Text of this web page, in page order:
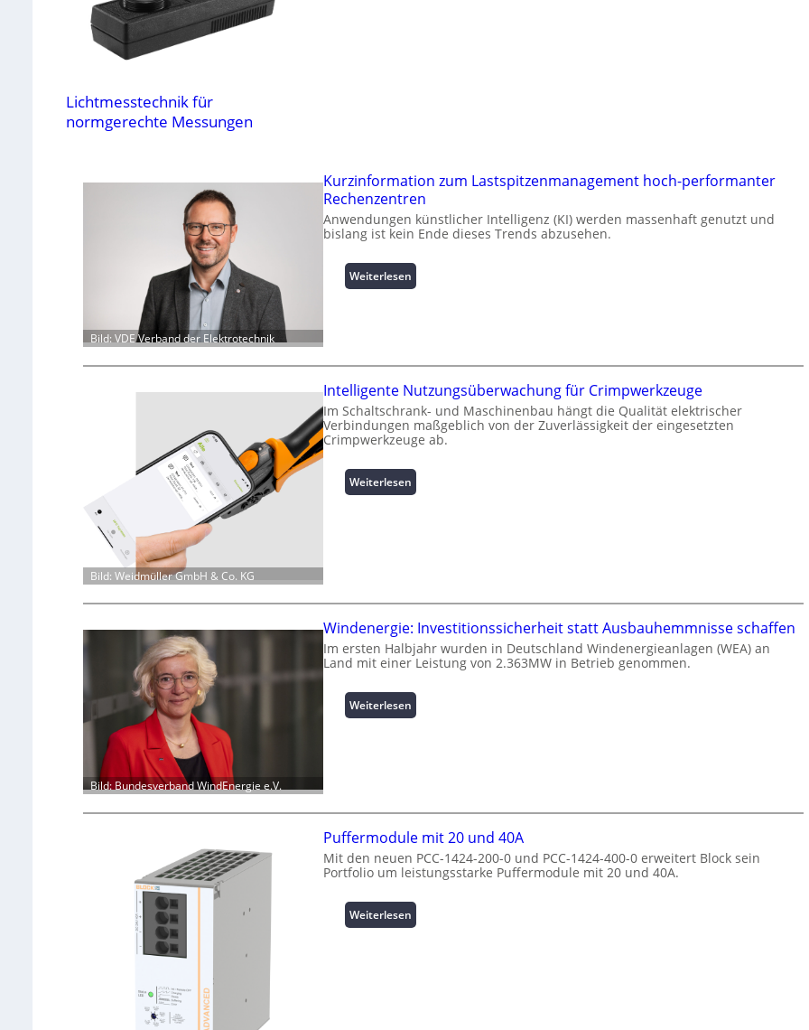
Lichtmesstechnik für
normgerechte Messungen
Bild: VDE Verband der Elektrotechnik
Kurzinformation zum Lastspitzenmanagement hoch-performanter
Rechenzentren
Anwendungen künstlicher Intelligenz (KI) werden massenhaft genutzt und
bislang ist kein Ende dieses Trends abzusehen.
Weiterlesen:
K
f
o
r
m
t
i
L
s
t
i
t
a
g
e
e
n
Bild: Weidmüller GmbH & Co. KG
Intelligente Nutzungsüberwachung für Crimpwerkzeuge
Im Schaltschrank- und Maschinenbau hängt die Qualität elektrischer
Verbindungen maßgeblich von der Zuverlässigkeit der eingesetzten
Crimpwerkzeuge ab.
Weiterlesen:
I
i
e
n
N
u
ü
b
e
w
a
Bild: Bundesverband WindEnergie e.V.
Windenergie: Investitionssicherheit statt Ausbauhemmnisse schaffen
Im ersten Halbjahr wurden in Deutschland Windenergieanlagen (WEA) an
Land mit einer Leistung von 2.363MW in Betrieb genommen.
Weiterlesen:
W
r
g
i
:
I
Puffermodule mit 20 und 40A
Mit den neuen PCC-1424-200-0 und PCC-1424-400-0 erweitert Block sein
Portfolio um leistungsstarke Puffermodule mit 20 und 40A.
Weiterlesen:
P